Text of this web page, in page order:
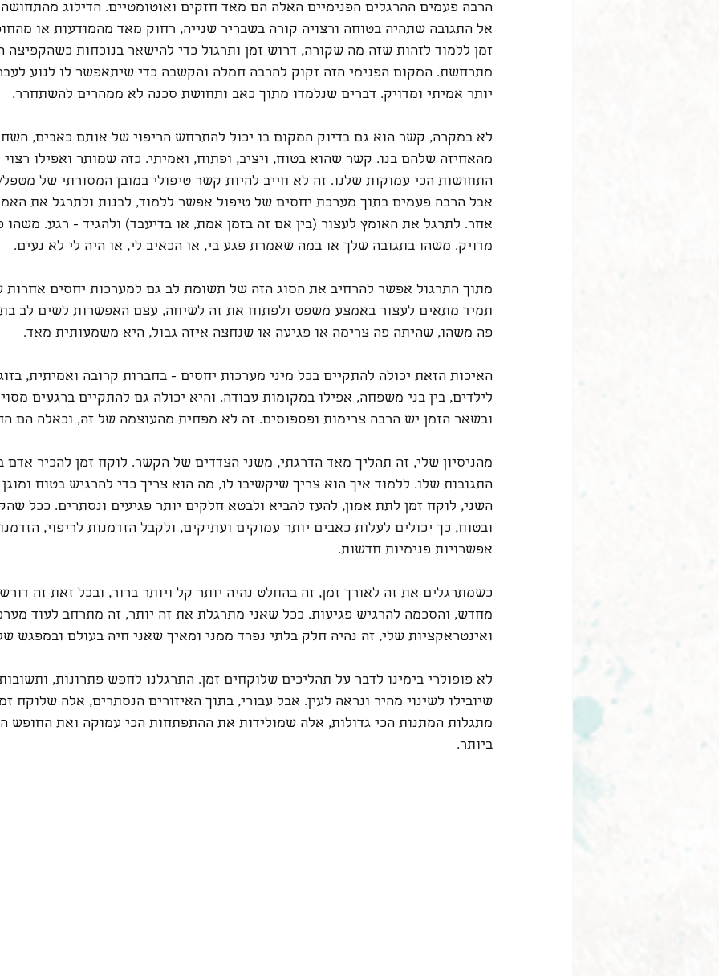
הרבה פעמים ההרגלים הפנימיים האלה הם מאד חזקים ואוטומטיים. הדילוג
אל התגובה שתהיה בטוחה ורצויה קורה בשבריר שנייה, רחוק מאד מהמודעות או
זמן ללמוד לזהות שזה מה שקורה, דרוש זמן ותרגול כדי להישאר בנוכחות כשהקפיצה
מתרחשת. המקום הפנימי הזה זקוק להרבה חמלה והקשבה כדי שיתאפשר לו לנוע
יותר אמיתי ומדויק. דברים שנלמדו מתוך כאב ותחושת סכנה לא ממהרים להשתחרר.
לא במקרה, קשר הוא גם בדיוק המקום בו יכול להתרחש הריפוי של אותם כאבים,
מהאחיזה שלהם בנו. קשר שהוא בטוח, ויציב, ופתוח, ואמיתי. כזה שמותר ואפילו
התחושות הכי עמוקות שלנו. זה לא חייב להיות קשר טיפולי במובן המסורתי של
אבל הרבה פעמים בתוך מערכת יחסים של טיפול אפשר ללמוד, לבנות ולתרגל את
אחר. לתרגל את האומץ לעצור (בין אם זה בזמן אמת, או בדיעבד) ולהגיד - רגע. משהו
מדויק. משהו בתגובה שלך או במה שאמרת פגע בי, או הכאיב לי, או היה לי לא נעים.
מתוך התרגול אפשר להרחיב את הסוג הזה של תשומת לב גם למערכות יחסים אחרות
תמיד מתאים לעצור באמצע משפט ולפתוח את זה לשיחה, עצם האפשרות לשים לב
פה משהו, שהיתה פה צרימה או פגיעה או שנחצה איזה גבול, היא משמעותית מאד.
האיכות הזאת יכולה להתקיים בכל מיני מערכות יחסים - בחברות קרובה ואמיתית,
לילדים, בין בני משפחה, אפילו במקומות עבודה. והיא יכולה גם להתקיים ברגעים
ובשאר הזמן יש הרבה צרימות ופספוסים. זה לא מפחית מהעוצמה של זה, וכאלה הם
מהניסיון שלי, זה תהליך מאד הדרגתי, משני הצדדים של הקשר. לוקח זמן להכיר
התגובות שלו. ללמוד איך הוא צריך שיקשיבו לו, מה הוא צריך כדי להרגיש בטוח
השני, לוקח זמן לתת אמון, להעז להביא ולבטא חלקים יותר פגיעים ונסתרים. ככל
ובטוח, כך יכולים לעלות כאבים יותר עמוקים ועתיקים, ולקבל הזדמנות לריפוי,
אפשרויות פנימיות חדשות.
כשמתרגלים את זה לאורך זמן, זה בהחלט נהיה יותר קל ויותר ברור, ובכל זאת זה
מחדש, והסכמה להרגיש פגיעות. ככל שאני מתרגלת את זה יותר, זה מתרחב לעוד
ואינטראקציות שלי, זה נהיה חלק בלתי נפרד ממני ומאיך שאני חיה בעולם ובמפגש
לא פופולרי בימינו לדבר על תהליכים שלוקחים זמן. התרגלנו לחפש פתרונות,
שיובילו לשינוי מהיר ונראה לעין. אבל עבורי, בתוך האיזורים הנסתרים, אלה שלוקח
מתגלות המתנות הכי גדולות, אלה שמולידות את ההתפתחות הכי עמוקה ואת החופש
ביותר.